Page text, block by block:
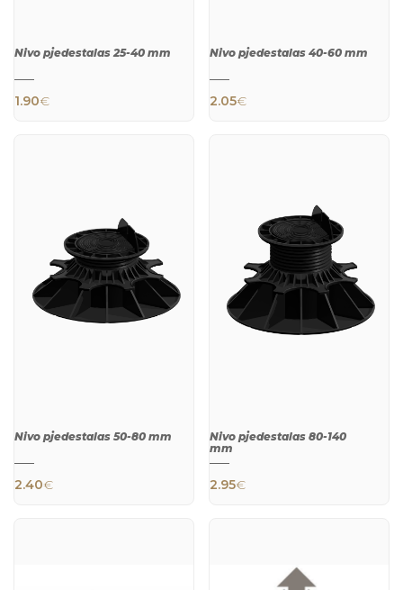
Nivo pjedestalas 25-40 mm
1.90€
QUICK
VIEW
Nivo pjedestalas 40-60 mm
2.05€
Nivo pjedestalas 50-80 mm
2.40€
Nivo pjedestalas 80-140
mm
2.95€